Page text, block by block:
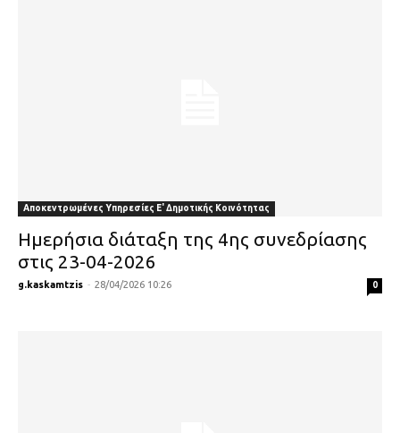
Αποκεντρωμένες Υπηρεσίες Ε' Δημοτικής Κοινότητας
Ημερήσια διάταξη της 4ης συνεδρίασης
στις 23-04-2026
g.kaskamtzis - 28/04/2026 10:26 0